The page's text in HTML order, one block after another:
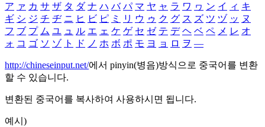
ア ァ カ サ ザ タ ダ ナ ハ バ パ マ ヤ ャ ラ ワ ヮ ン イ ィ キ
ギ シ ジ チ ヂ ニ ヒ ビ ピ ミ リ ウ ゥ ク グ ス ズ ツ ヅ ッ ヌ
フ ブ プ ム ユ ュ ル エ ェ ケ ゲ セ ゼ テ デ ヘ ベ ペ メ レ オ
ォ コ ゴ ソ ゾ ト ド ノ ホ ボ ポ モ ヨ ョ ロ ヲ ―
http://chineseinput.net/에서 pinyin(병음)방식으로 중국어를 변환
할 수 있습니다.
변환된 중국어를 복사하여 사용하시면 됩니다.
예시)